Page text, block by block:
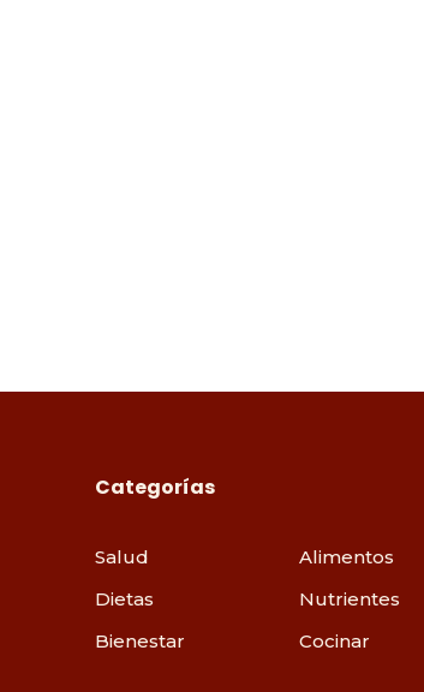
Categorías
Salud
Alimentos
Dietas
Nutrientes
Bienestar
Cocinar